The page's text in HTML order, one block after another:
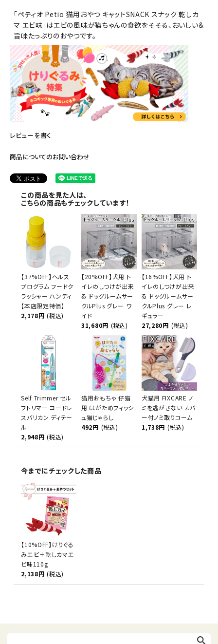
「ペティオ Petio 猫用おやつ キャットSNACK スナック 乾しカ
マ エビ味」はエビの風味が猫ちゃんの食欲をそそる、おいしい＆
旨味たっぷりのおやつです。
レビューを書く
商品についてのお問い合わせ
この商品を見た人は、
こちらの商品もチェックしています！
【37%OFF】ヘルス
プログラム フードク
ラッシャー ハンディ
【本店限定特価】
2,178円 (税込)
【20%OFF】犬用 ト
イレのしつけが出来
る ドッグルームサー
クルPlus グレー ワ
イド
31,680円 (税込)
【16%OFF】犬用 ト
イレのしつけが出来
る ドッグルームサー
クルPlus グレー レ
ギュラー
27,280円 (税込)
Self Trimmer セル
フトリマー コードレ
スバリカン ディテー
ル
2,948円 (税込)
猫用おもちゃ 仔猫
用 はがためフィッシ
ュ猫じゃらし
492円 (税込)
犬猫用 FIXCARE ノ
ミを逃がさない カバ
ー付ノミ取りコーム
1,738円 (税込)
今までにチェックした商品
【10%OFF】けりぐる
みエビ＋乾しカマエ
ビ味110g
2,138円 (税込)